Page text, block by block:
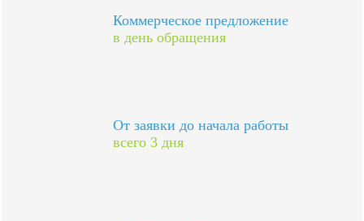
Коммерческое предложение
в день обращения
От заявки до начала работы
всего 3 дня